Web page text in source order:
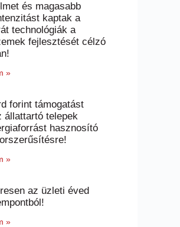
és magasabb
kaptak a
technológiák a
fejlesztését célzó
»
forint támogatást
állattartó telepek
hasznosító
»
az üzleti éved
»